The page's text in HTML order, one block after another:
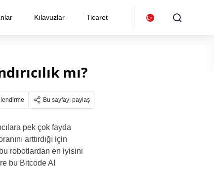
Kılavuzlar Ticaret
mı?
Bu sayfayı paylaş
pek çok fayda
arttırdığı için
robotlardan en iyisini
bu Bitcode AI